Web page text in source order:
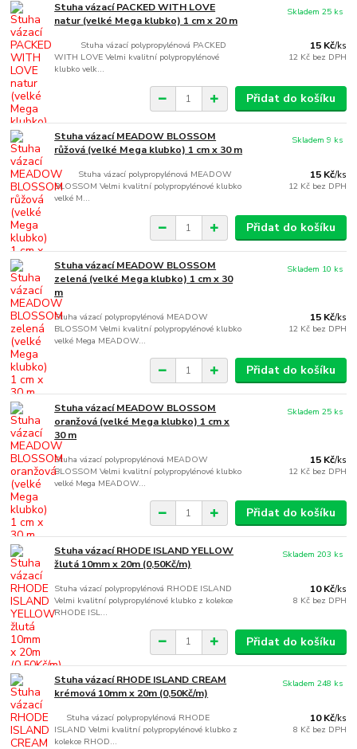
Stuha vázací PACKED WITH LOVE
natur (velké Mega klubko) 1 cm x 20 m
Stuha vázací polypropylénová PACKED
WITH LOVE Velmi kvalitní polypropylénové
klubko velk...
15 Kč/ks
12 Kč bez DPH
Skladem 25 ks
Přidat do košíku
Stuha vázací MEADOW BLOSSOM
růžová (velké Mega klubko) 1 cm x 30 m
Stuha vázací polypropylénová MEADOW
BLOSSOM Velmi kvalitní polypropylénové klubko
velké M...
15 Kč/ks
12 Kč bez DPH
Skladem 9 ks
Přidat do košíku
Stuha vázací MEADOW BLOSSOM
zelená (velké Mega klubko) 1 cm x 30
m
Stuha vázací polypropylénová MEADOW
BLOSSOM Velmi kvalitní polypropylénové klubko
velké Mega MEADOW...
15 Kč/ks
12 Kč bez DPH
Skladem 10 ks
Přidat do košíku
Stuha vázací MEADOW BLOSSOM
oranžová (velké Mega klubko) 1 cm x
30 m
Stuha vázací polypropylénová MEADOW
BLOSSOM Velmi kvalitní polypropylénové klubko
velké Mega MEADOW...
15 Kč/ks
12 Kč bez DPH
Skladem 25 ks
Přidat do košíku
Stuha vázací RHODE ISLAND YELLOW
žlutá 10mm x 20m (0,50Kč/m)
Stuha vázací polypropylénová RHODE ISLAND
Velmi kvalitní polypropylénové klubko z kolekce
RHODE ISL...
10 Kč/ks
8 Kč bez DPH
Skladem 203 ks
Přidat do košíku
Stuha vázací RHODE ISLAND CREAM
krémová 10mm x 20m (0,50Kč/m)
Stuha vázací polypropylénová RHODE
ISLAND Velmi kvalitní polypropylénové klubko z
kolekce RHOD...
10 Kč/ks
8 Kč bez DPH
Skladem 248 ks